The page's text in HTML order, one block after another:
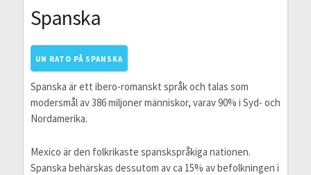
Spanska
UN RATO PÅ SPANSKA
Spanska är ett ibero-romanskt språk och talas som
modersmål av 386 miljoner människor, varav 90% i Syd- och
Nordamerika.
Mexico är den folkrikaste spanskspråkiga nationen.
Spanska behärskas dessutom av ca 15% av befolkningen i